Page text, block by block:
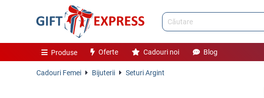
Produse Oferte Cadouri noi Blog
Cadouri Femei Bijuterii Seturi Argint